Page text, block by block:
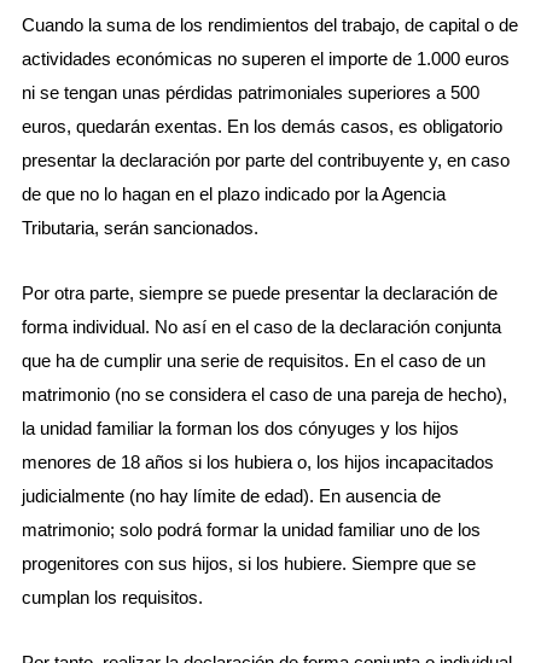
Cuando la suma de los rendimientos del trabajo, de capital o de
actividades económicas no superen el importe de 1.000 euros
ni se tengan unas pérdidas patrimoniales superiores a 500
euros, quedarán exentas. En los demás casos, es obligatorio
presentar la declaración por parte del contribuyente y, en caso
de que no lo hagan en el plazo indicado por la Agencia
Tributaria, serán sancionados.
Por otra parte, siempre se puede presentar la declaración de
forma individual. No así en el caso de la declaración conjunta
que ha de cumplir una serie de requisitos. En el caso de un
matrimonio (no se considera el caso de una pareja de hecho),
la unidad familiar la forman los dos cónyuges y los hijos
menores de 18 años si los hubiera o, los hijos incapacitados
judicialmente (no hay límite de edad). En ausencia de
matrimonio; solo podrá formar la unidad familiar uno de los
progenitores con sus hijos, si los hubiere. Siempre que se
cumplan los requisitos.